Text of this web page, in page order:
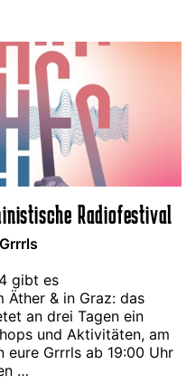
Radiofestival
gibt es
Äther & in Graz: das
an drei Tagen ein
und Aktivitäten, am
eure Grrrls ab 19:00 Uhr
…